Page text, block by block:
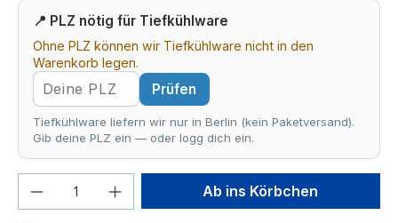
📍 PLZ nötig für Tiefkühlware
Ohne PLZ können wir Tiefkühlware nicht in den
Warenkorb legen.
Prüfen
Tiefkühlware liefern wir nur in Berlin (kein Paketversand).
Gib deine PLZ ein — oder logg dich ein.
Produkt Anzahl: Gib denAb ins Körbchen